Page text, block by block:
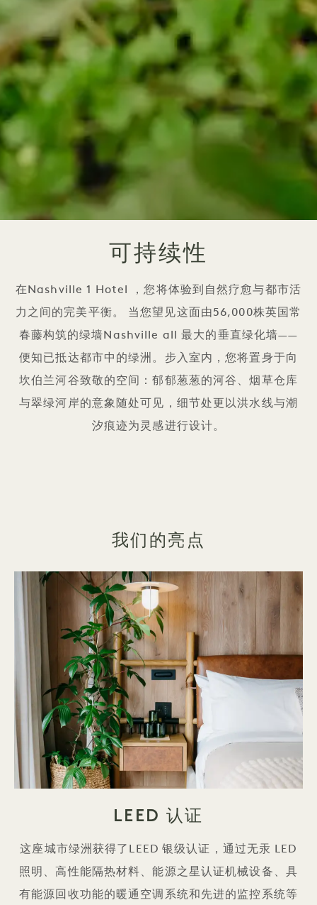
可持续性
在Nashville 1 Hotel ，您将体验到自然疗愈与都市活
力之间的完美平衡。 当您望见这面由56,000株英国常
春藤构筑的绿墙Nashville all 最大的垂直绿化墙——
便知已抵达都市中的绿洲。步入室内，您将置身于向
坎伯兰河谷致敬的空间：郁郁葱葱的河谷、烟草仓库
与翠绿河岸的意象随处可见，细节处更以洪水线与潮
汐痕迹为灵感进行设计。
我们的亮点
LEED 认证
这座城市绿洲获得了LEED 银级认证，通过无汞 LED
照明、高性能隔热材料、能源之星认证机械设备、具
有能源回收功能的暖通空调系统和先进的监控系统等